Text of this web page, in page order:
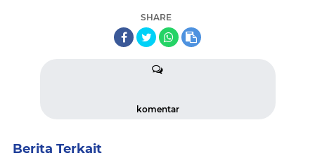
SHARE
komentar
Berita Terkait